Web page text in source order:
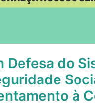
Defesa do
à